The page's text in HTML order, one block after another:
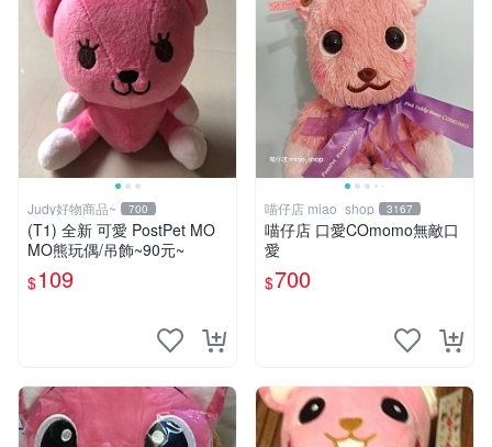
Judy好物商品~ 700
(T1) 全新 可愛 PostPet MO
MO熊玩偶/吊飾~90元~
$109
喵仔店 miao_shop 3167
喵仔店 口愛COmomo無敵口
愛
$700